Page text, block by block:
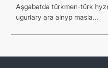
Aşgabatda türkmen-türk
ugurlary ara alnyp masla...